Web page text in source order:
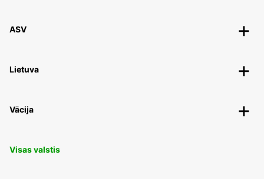
ASV
Lietuva
Vācija
Visas valstis